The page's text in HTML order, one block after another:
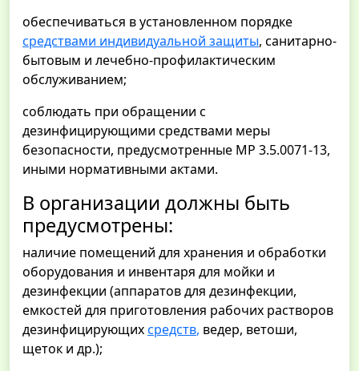
обеспечиваться в установленном порядке
средствами индивидуальной защиты, санитарно-
бытовым и лечебно-профилактическим
обслуживанием;
соблюдать при обращении с
дезинфицирующими средствами меры
безопасности, предусмотренные МР 3.5.0071-13,
иными нормативными актами.
В организации должны быть
предусмотрены:
наличие помещений для хранения и обработки
оборудования и инвентаря для мойки и
дезинфекции (аппаратов для дезинфекции,
емкостей для приготовления рабочих растворов
дезинфицирующихсредств, ведер, ветоши,
щеток и др.);